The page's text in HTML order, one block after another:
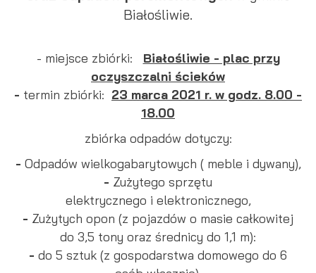
Białośliwie.
- miejsce zbiórki: Białośliwie - plac przy
oczyszczalni ścieków
- termin zbiórki: 23 marca 2021 r. w godz. 8.00 -
18.00
zbiórka odpadów dotyczy:
- Odpadów wielkogabarytowych ( meble i dywany),
- Zużytego sprzętu
elektrycznego i elektronicznego,
- Zużytych opon (z pojazdów o masie całkowitej
do 3,5 tony oraz średnicy do 1,1 m):
- do 5 sztuk (z gospodarstwa domowego do 6
podmiotów trzecich lub firm będących naszymi partnerami
wiadomości, ofert, komunikatów mediów społecznościowych.